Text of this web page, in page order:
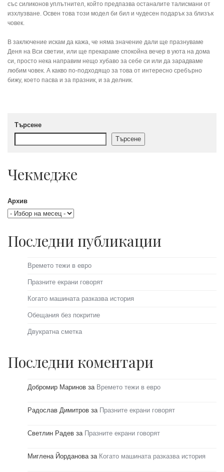
със силиконов уплътнител, който предпазва останалите талисмани от
изхлузване. Освен това този модел би бил и чудесен подарък за близък
човек.
В заключение искам да кажа, че няма значение дали ще празнуваме
Деня на Вси светии, или ще прекараме спокойна вечер в уюта на дома
си, просто нека направим нещо хубаво за себе си или да зарадваме
любим човек. А какво по-подходящо за това от интересно сребърно
бижу, което пасва и за празник, и за делник.
Търсене
Търсене
Чекмедже
Архив
Последни публикации
Времето тежи в евро
Празните екрани говорят
Когато машината разказва история
Обещания без покритие
Двукратна сметка
Последни коментари
Добромир Маринов за Времето тежи в евро
Радослав Димитров за Празните екрани говорят
Светлин Радев за Празните екрани говорят
Миглена Йорданова за Когато машината разказва история